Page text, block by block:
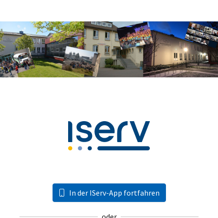
In der IServ-App fortfahren